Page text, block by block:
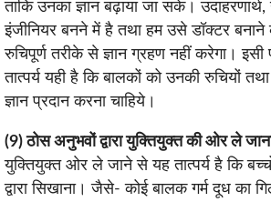
ताकि उनका ज्ञान बढ़ाया जा सके।
इंजीनियर बनने में है तथा हम उसे डॉक्टर बनाने
रुचिपूर्ण तरीके से ज्ञान ग्रहण नहीं करेगा। इसी
तात्पर्य यही है कि बालकों को उनकी रुचियों
ज्ञान प्रदान करना चाहिये।
(9) ठोस अनुभवों द्वारा युक्तियुक्त की ओर ले
युक्तियुक्त ओर ले जाने से यह तात्पर्य है कि
द्वारा सिखाना। जैसे- कोई बालक गर्म दूध का